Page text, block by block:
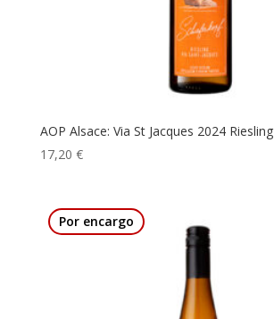
AOP Alsace: Via St Jacques 2024 Riesling
17,20 €
Por encargo